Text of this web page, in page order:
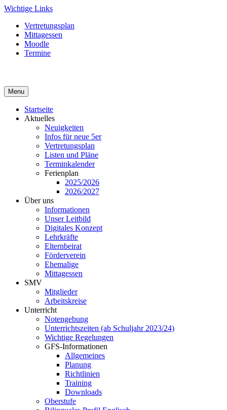
Skip
content
Wichtige Links
Vertretungsplan
Mittagessen
Moodle
Termine
Menu
Startseite
Aktuelles
Neuigkeiten
Infos für neue 5er
Vertretungsplan
Listen und Pläne
Terminkalender
Ferienplan
2025/2026
2026/2027
Über uns
Informationen
Unser Leitbild
Digitales Konzept
Lehrkräfte
Elternbeirat
Förderverein
Ehemalige
Mittagessen
SMV
Mitglieder
Arbeitskreise
Unterricht
Notengebung
Unterrichtszeiten (ab Schuljahr 2023/24)
Wichtige Regelungen
GFS-Informationen
Allgemeines
Planung
Richtlinien
Training
Downloads
Oberstufe